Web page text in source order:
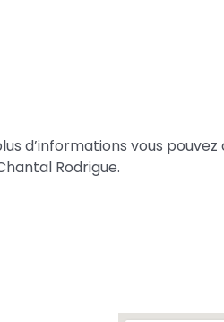
d’informations vous
Rodrigue.